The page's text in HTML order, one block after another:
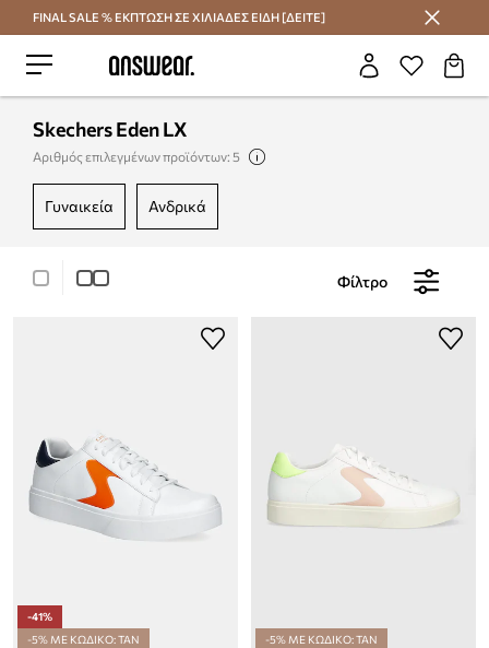
Εξοικονομήστε με το Answear Club
FINAL SALE % ΕΚΠΤΩΣΗ ΣΕ ΧΙΛΙΑΔΕΣ ΕΙΔΗ [ΔΕΙΤΕ]
Skechers Eden LX
Αριθμός επιλεγμένων προϊόντων: 5
γυναικεία ανδρικά
Φίλτρο
-41%
-5% ΜΕ ΚΩΔΙΚΟ: TAN
-5% ΜΕ ΚΩΔΙΚΟ: TAN